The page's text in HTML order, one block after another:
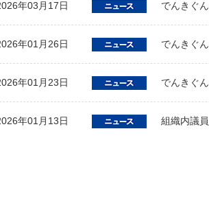
年03月17日 でんきぐ
年01月26日 でんきぐ
年01月23日 でんきぐ
年01月13日 組織内議